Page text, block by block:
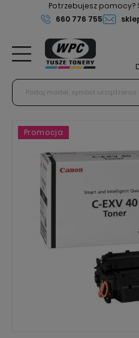
Potrzebujesz pomocy?
660 776 755
Promocja